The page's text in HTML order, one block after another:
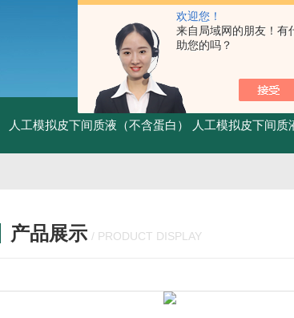
欢迎您！
来自局域网的朋友！有
助您的吗？
人工模拟皮下间质液（不含蛋白） 人工模拟皮下间质
产品展示 / PRODUCT DISPLAY